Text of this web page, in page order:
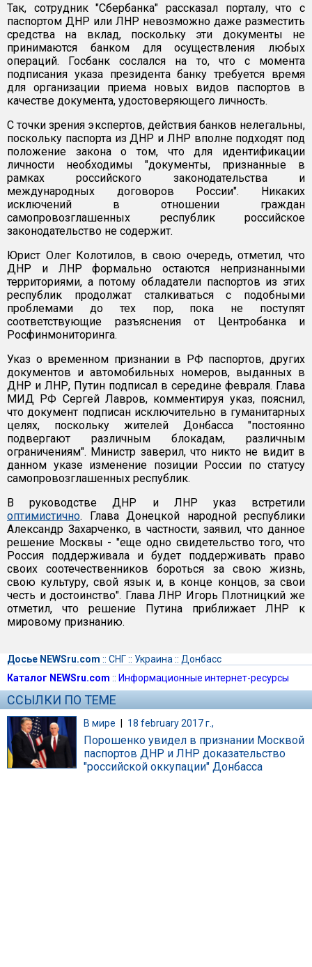
Так, сотрудник "Сбербанка" рассказал порталу, что с
паспортом ДНР или ЛНР невозможно даже разместить
средства на вклад, поскольку эти документы не
принимаются банком для осуществления любых
операций. Госбанк сослался на то, что с момента
подписания указа президента банку требуется время
для организации приема новых видов паспортов в
качестве документа, удостоверяющего личность.
С точки зрения экспертов, действия банков нелегальны,
поскольку паспорта из ДНР и ЛНР вполне подходят под
положение закона о том, что для идентификации
личности необходимы "документы, признанные в
рамках российского законодательства и
международных договоров России". Никаких
исключений в отношении граждан
самопровозглашенных республик российское
законодательство не содержит.
Юрист Олег Колотилов, в свою очередь, отметил, что
ДНР и ЛНР формально остаются непризнанными
территориями, а потому обладатели паспортов из этих
республик продолжат сталкиваться с подобными
проблемами до тех пор, пока не поступят
соответствующие разъяснения от Центробанка и
Росфинмониторинга.
Указ о временном признании в РФ паспортов, других
документов и автомобильных номеров, выданных в
ДНР и ЛНР, Путин подписал в середине февраля. Глава
МИД РФ Сергей Лавров, комментируя указ, пояснил,
что документ подписан исключительно в гуманитарных
целях, поскольку жителей Донбасса "постоянно
подвергают различным блокадам, различным
ограничениям". Министр заверил, что никто не видит в
данном указе изменение позиции России по статусу
самопровозглашенных республик.
В руководстве ДНР и ЛНР указ встретили
оптимистично. Глава Донецкой народной республики
Александр Захарченко, в частности, заявил, что данное
решение Москвы - "еще одно свидетельство того, что
Россия поддерживала и будет поддерживать право
своих соотечественников бороться за свою жизнь,
свою культуру, свой язык и, в конце концов, за свои
честь и достоинство". Глава ЛНР Игорь Плотницкий же
отметил, что решение Путина приближает ЛНР к
мировому признанию.
Досье NEWSru.com :: СНГ:: Украина :: Донбасс
Каталог NEWSru.com :: Информационные интернет-ресурсы
ССЫЛКИ ПО ТЕМЕ
В мире | 18 february 2017 г.,
Порошенко увидел в признании Москвой
паспортов ДНР и ЛНР доказательство
"российской оккупации" Донбасса